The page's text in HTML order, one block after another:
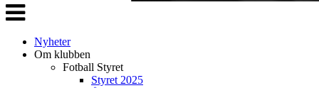
Veksle
navigasjon
Nyheter
Om klubben
Fotball Styret
Styret 2025